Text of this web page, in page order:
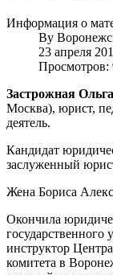
Информация о
By
23 апреля
Просмотров:
Застрожная
Москва), юрист,
деятель.
Кандидат
заслуженный
Жена Бориса
Окончила
государственного
инструктор
комитета в